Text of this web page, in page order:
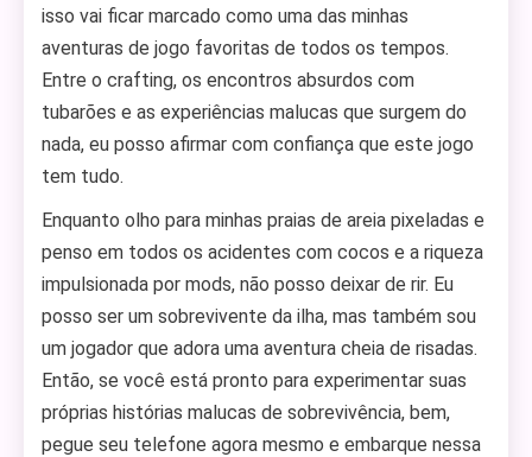
isso vai ficar marcado como uma das minhas
aventuras de jogo favoritas de todos os tempos.
Entre o crafting, os encontros absurdos com
tubarões e as experiências malucas que surgem do
nada, eu posso afirmar com confiança que este jogo
tem tudo.
Enquanto olho para minhas praias de areia pixeladas e
penso em todos os acidentes com cocos e a riqueza
impulsionada por mods, não posso deixar de rir. Eu
posso ser um sobrevivente da ilha, mas também sou
um jogador que adora uma aventura cheia de risadas.
Então, se você está pronto para experimentar suas
próprias histórias malucas de sobrevivência, bem,
pegue seu telefone agora mesmo e embarque nessa